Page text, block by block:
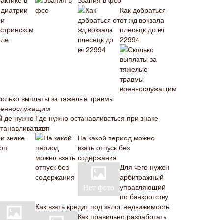
Как добраться
от жд вокзала
плесецк до вч
22994
выплаты за тяжелые травмы
Где нужно останавливаться при знаке
стоп
На какой период можно
взять отпуск без
содержания
Для чего нужен
арбитражный
управляющий
по банкротству
Как взять кредит под залог недвижимость
Как правильно разработать